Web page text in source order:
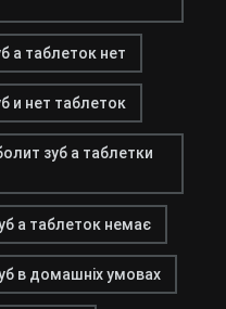
а таблеток нет
и нет таблеток
зуб а таблетки
а таблеток немає
в домашніх умовах